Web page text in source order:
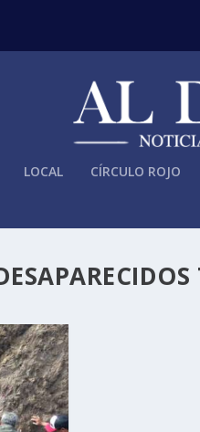
LOCAL CÍRCULO ROJO